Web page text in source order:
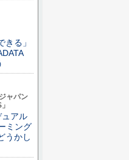
る」
ャパン
アル
ミング
うかし